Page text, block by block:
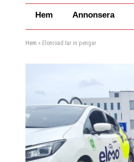
Hem Annonsera
Hem » Elonroad tar in pengar